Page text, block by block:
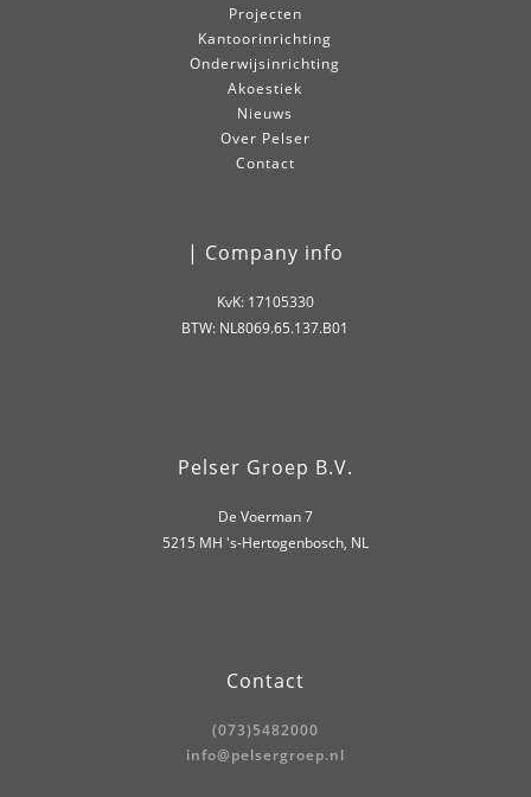
Projecten
Kantoorinrichting
Onderwijsinrichting
Akoestiek
Nieuws
Over Pelser
Contact
| Company info
KvK: 17105330
BTW: NL8069.65.137.B01
Pelser Groep B.V.
De Voerman 7
5215 MH 's-Hertogenbosch, NL
Contact
(073)5482000
info@pelsergroep.nl